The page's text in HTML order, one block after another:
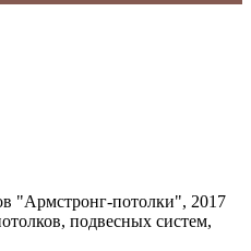
"Армстронг-потолки", 2017
подвесных систем,